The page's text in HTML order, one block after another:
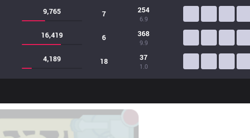
9,765 7 254
6.9
16,419 6 368
9.9
4,189 18 37
1.0